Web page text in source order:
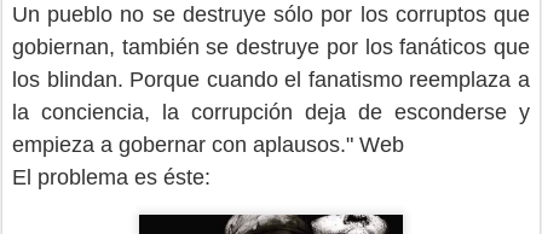
Un pueblo no se destruye sólo por los corruptos que
gobiernan, también se destruye por los fanáticos que
los blindan. Porque cuando el fanatismo reemplaza a
la conciencia, la corrupción deja de esconderse y
empieza a gobernar con aplausos." Web
El problema es éste: